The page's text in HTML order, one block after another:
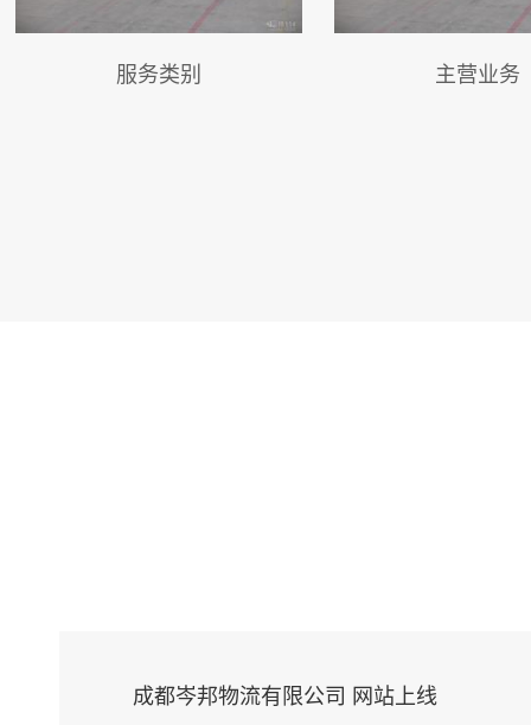
服务类别 主营业务
成都岑邦物流有限公司 网站上线